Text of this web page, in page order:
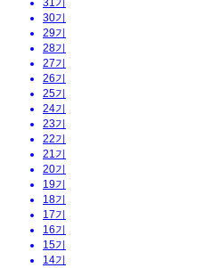
31기
30기
29기
28기
27기
26기
25기
24기
23기
22기
21기
20기
19기
18기
17기
16기
15기
14기